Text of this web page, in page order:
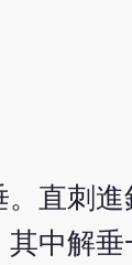
直刺
中解